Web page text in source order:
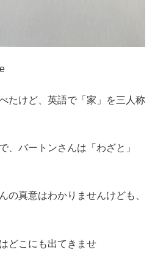
たけど、英語で「家」を三人称
、バートンさんは「わざと」
の真意はわかりませんけども、
どこにも出てきませ